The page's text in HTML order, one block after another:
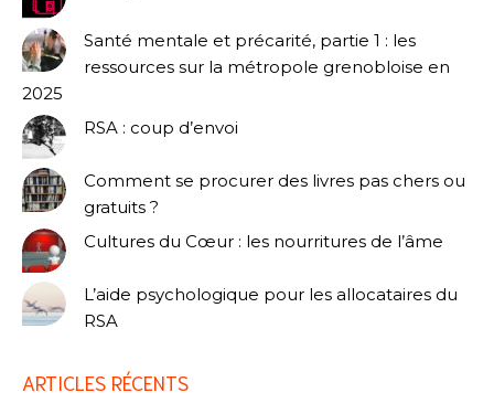
Santé mentale et précarité, partie 1 : les
ressources sur la métropole grenobloise en
2025
RSA : coup d’envoi
Comment se procurer des livres pas chers ou
gratuits ?
Cultures du Cœur : les nourritures de l’âme
L’aide psychologique pour les allocataires du
RSA
ARTICLES RÉCENTS